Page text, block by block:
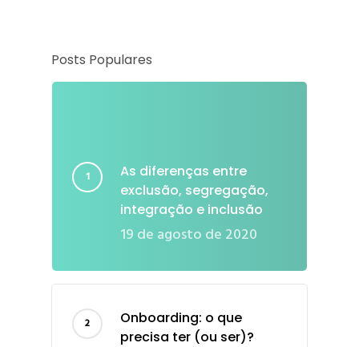
Posts Populares
As diferenças entre
exclusão, segregação,
integração e inclusão
19 de agosto de 2020
Onboarding: o que
precisa ter (ou ser)?